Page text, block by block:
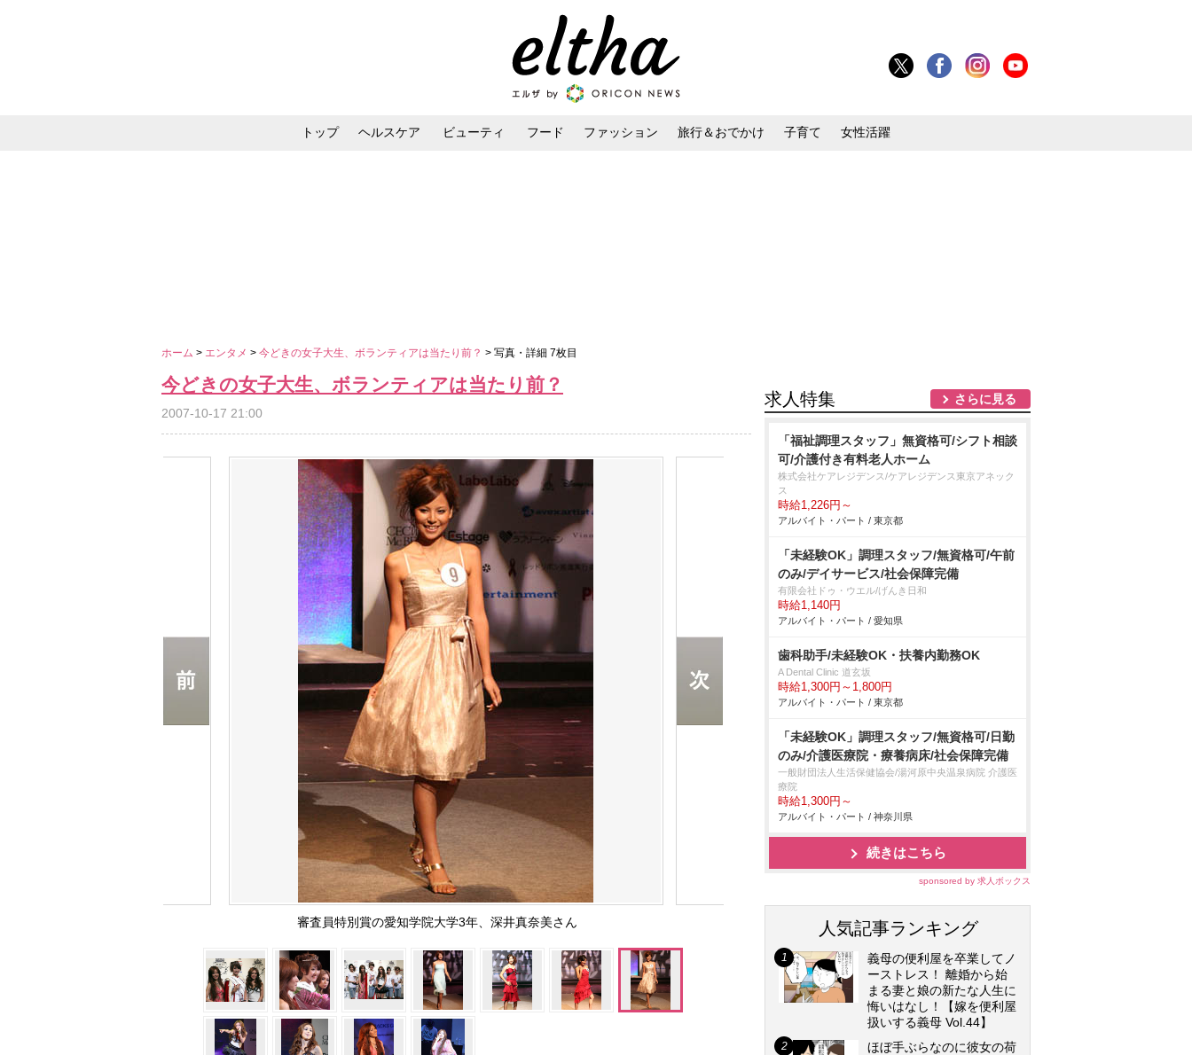
トップ ヘルスケア ビューティ フード ファッション 旅行＆おでかけ 子育て 女性活躍
ホーム > エンタメ > 今どきの女子大生、ボランティアは当たり前？ > 写真・詳細 7枚目
今どきの女子大生、ボランティアは当たり前？
2007-10-17 21:00
審査員特別賞の愛知学院大学3年、深井真奈美さん
求人特集 さらに見る
「福祉調理スタッフ」無資格可/シフト相談
可/介護付き有料老人ホーム
株式会社ケアレジデンス/ケアレジデンス東京アネック
ス
時給1,226円～
アルバイト・パート / 東京都
「未経験OK」調理スタッフ/無資格可/午前
のみ/デイサービス/社会保障完備
有限会社ドゥ・ウエル/げんき日和
時給1,140円
アルバイト・パート / 愛知県
歯科助手/未経験OK・扶養内勤務OK
A Dental Clinic 道玄坂
時給1,300円～1,800円
アルバイト・パート / 東京都
「未経験OK」調理スタッフ/無資格可/日勤
のみ/介護医療院・療養病床/社会保障完備
一般財団法人生活保健協会/湯河原中央温泉病院 介護医
療院
時給1,300円～
アルバイト・パート / 神奈川県
続きはこちら
sponsored by 求人ボックス
人気記事ランキング
義母の便利屋を卒業してノ
ーストレス！ 離婚から始
まる妻と娘の新たな人生に
悔いはなし！【嫁を便利屋
扱いする義母 Vol.44】
ほぼ手ぶらなのに彼女の荷